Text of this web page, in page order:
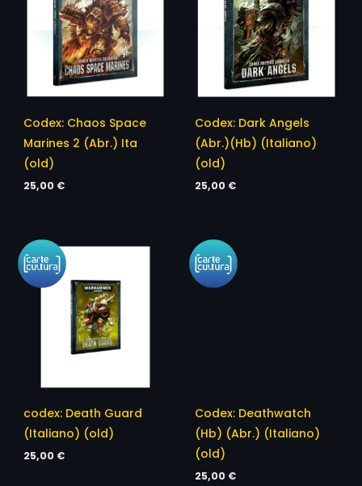
Codex: Chaos Space
Marines 2 (Abr.) Ita
(old)
25,00 €
Codex: Dark Angels
(Abr.)(Hb) (Italiano)
(old)
25,00 €
codex: Death Guard
(Italiano) (old)
25,00 €
Codex: Deathwatch
(Hb) (Abr.) (Italiano)
(old)
25,00 €